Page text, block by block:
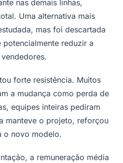
mas foi descartada
reduzir a
forte resistência. Muitos
equipes inteiras pediram
manteve o projeto, reforçou
o novo modelo.
a remuneração média